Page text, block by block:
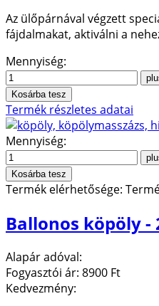
Az ülőpárnával végzett
fájdalmakat, aktiválni a
Mennyiség:
Termék részletes adatai
Mennyiség:
Termék elérhetősége:
Ballonos köpöly -
Alapár adóval:
Fogyasztói ár: 8900 Ft
Kedvezmény: